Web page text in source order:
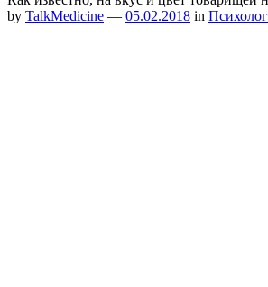
by TalkMedicine — 05.02.2018 in